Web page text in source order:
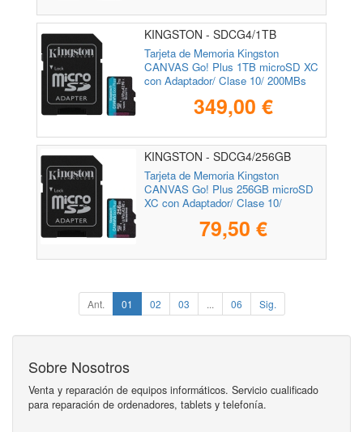
KINGSTON - SDCG4/1TB
Tarjeta de Memoria Kingston
CANVAS Go! Plus 1TB microSD XC
con Adaptador/ Clase 10/ 200MBs
349,00 €
KINGSTON - SDCG4/256GB
Tarjeta de Memoria Kingston
CANVAS Go! Plus 256GB microSD
XC con Adaptador/ Clase 10/
79,50 €
Ant. 01 02 03 ... 06 Sig.
Sobre Nosotros
Venta y reparación de equipos informáticos. Servicio cualificado
para reparación de ordenadores, tablets y telefonía.